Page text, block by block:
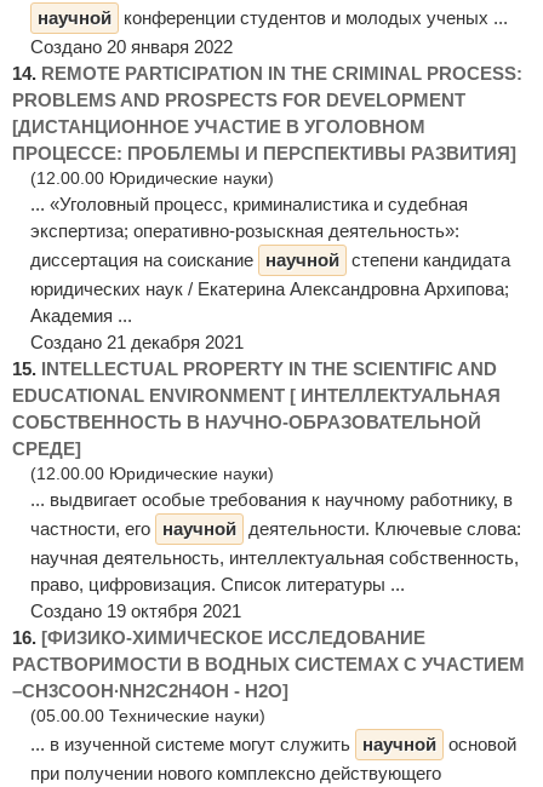
научной
конференции студентов и молодых ученых ...
Создано 20 января 2022
14. REMOTE PARTICIPATION IN THE CRIMINAL PROCESS:
PROBLEMS AND PROSPECTS FOR DEVELOPMENT
[ДИСТАНЦИОННОЕ УЧАСТИЕ В УГОЛОВНОМ
ПРОЦЕССЕ: ПРОБЛЕМЫ И ПЕРСПЕКТИВЫ РАЗВИТИЯ]
(12.00.00 Юридические науки)
... «Уголовный процесс, криминалистика и судебная
экспертиза; оперативно-розыскная деятельность»:
диссертация на соискание
научной степени кандидата
юридических наук / Екатерина Александровна Архипова;
Академия ...
Создано 21 декабря 2021
15. INTELLECTUAL PROPERTY IN THE SCIENTIFIC AND
EDUCATIONAL ENVIRONMENT [ ИНТЕЛЛЕКТУАЛЬНАЯ
СОБСТВЕННОСТЬ В НАУЧНО-ОБРАЗОВАТЕЛЬНОЙ
СРЕДЕ]
(12.00.00 Юридические науки)
... выдвигает особые требования к научному работнику, в
частности, его
научной
деятельности. Ключевые слова:
научная деятельность, интеллектуальная собственность,
право, цифровизация. Список литературы ...
Создано 19 октября 2021
16. [ФИЗИКО-ХИМИЧЕСКОЕ ИССЛЕДОВАНИЕ
РАСТВОРИМОСТИ В ВОДНЫХ СИСТЕМАХ С УЧАСТИЕМ
–CH3COOH∙NH2C2H4OH - H2O]
(05.00.00 Технические науки)
... в изученной системе могут служить научной основой
при получении нового комплексно действующего